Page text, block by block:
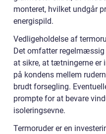
monteret, hvilket undgår
energispild.
Vedligeholdelse af
Det omfatter
at sikre, at tætningerne er
på kondens mellem
brudt forsegling.
prompte for at bevare
isoleringsevne.
Termoruder er en